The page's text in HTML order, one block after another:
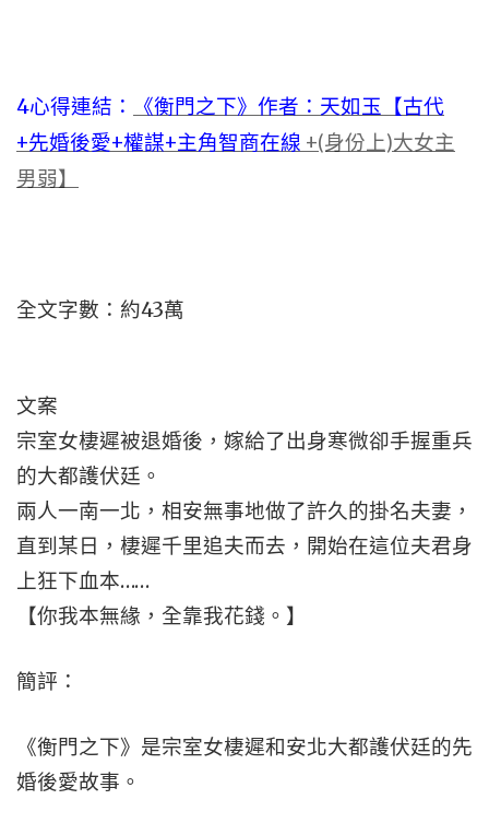
4心得連結：
《衡門之下》作者：天如玉【古代
+先婚後愛+權謀+主角智商在線 +(身份上)大女主
男弱】
全文字數：約43萬
文案
宗室女棲遲被退婚後，嫁給了出身寒微卻手握重兵
的大都護伏廷。
兩人一南一北，相安無事地做了許久的掛名夫妻，
直到某日，棲遲千里追夫而去，開始在這位夫君身
上狂下血本……
【你我本無緣，全靠我花錢。】
簡評：
《衡門之下》是宗室女棲遲和安北大都護伏廷的先
婚後愛故事。